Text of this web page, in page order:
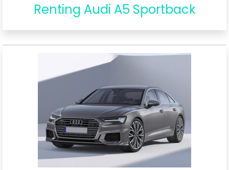
Renting Audi A5 Sportback